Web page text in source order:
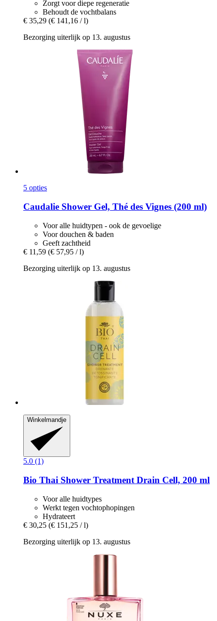
Zorgt voor diepe regeneratie
Behoudt de vochtbalans
€ 35,29 (€ 141,16 / l)
Bezorging uiterlijk op 13. augustus
5 opties
Caudalie Shower Gel, Thé des Vignes (200 ml)
Voor alle huidtypen - ook de gevoelige
Voor douchen & baden
Geeft zachtheid
€ 11,59 (€ 57,95 / l)
Bezorging uiterlijk op 13. augustus
Winkelmandje
5.0 (1)
Bio Thai Shower Treatment Drain Cell, 200 ml
Voor alle huidtypes
Werkt tegen vochtophopingen
Hydrateert
€ 30,25 (€ 151,25 / l)
Bezorging uiterlijk op 13. augustus